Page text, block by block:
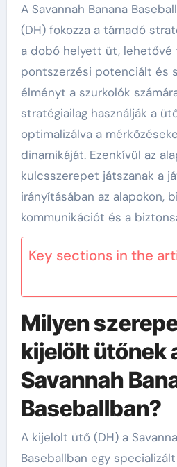
A Savannah Banana
(DH) fokozza a támadó
a dobó helyett üt, lehetővé
pontszerzési potenciált és
élményt a szurkolók
stratégiailag használják a
optimalizálva a
dinamikáját. Ezenkívül az
kulcsszerepet játszanak a
irányításában az alapokon,
kommunikációt és a
Key sections in the
Milyen
kijelölt ütőnek
Savannah
Baseballban?
A kijelölt ütő (DH) a
Baseballban egy